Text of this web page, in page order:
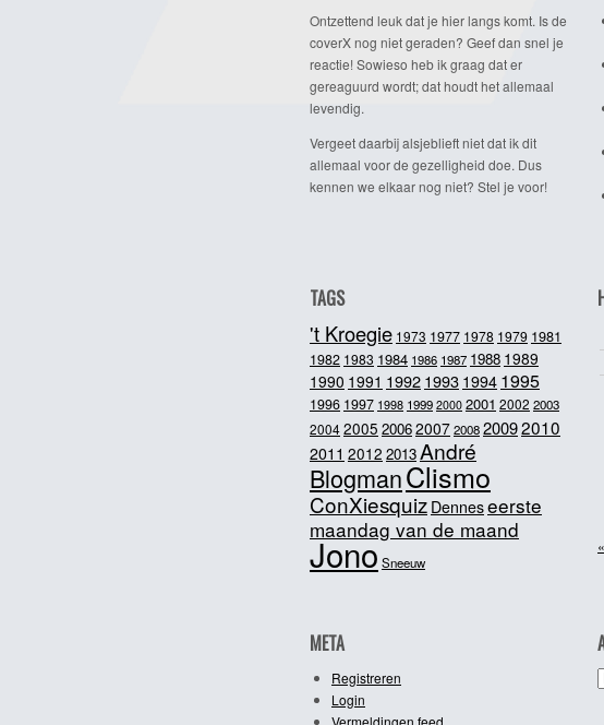
Ontzettend leuk dat je hier langs komt. Is de
coverX nog niet geraden? Geef dan snel je
reactie! Sowieso heb ik graag dat er
gereaguurd wordt; dat houdt het allemaal
levendig.
Vergeet daarbij alsjeblieft niet dat ik dit
allemaal voor de gezelligheid doe. Dus
kennen we elkaar nog niet? Stel je voor!
TAGS
't Kroegie 1973 1977 1978 1979 1981
1982 1983 1984 1986 1987 1988 1989
1990 1991 19921993 1994 1995
1996 1997 1998 1999 2000 2001 2002 2003
20042005 20062007200820092010
2011 2012 2013André
BlogmanClismo
ConXiesquiz Denneseerste
maandag van de maand
JonoSneeuw
META
Registreren
Login
Vermeldingen feed